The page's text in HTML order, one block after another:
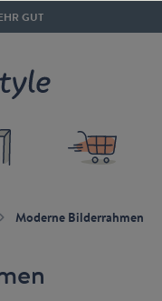
GUT
Moderne Bilderrahmen